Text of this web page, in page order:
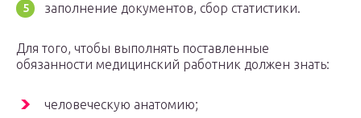
заполнение документов, сбор статистики.
Для того, чтобы выполнять поставленные
обязанности медицинский работник должен знать:
человеческую анатомию;